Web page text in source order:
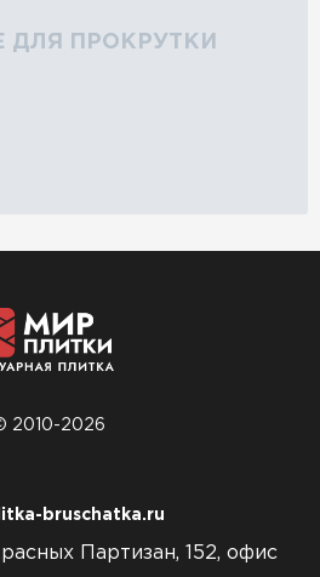
ДЛЯ ПРОКРУТКИ
2010-2026
bruschatka.ru
Партизан, 152, офис